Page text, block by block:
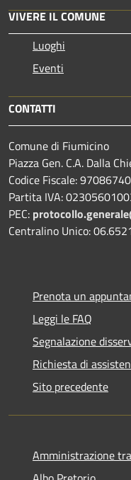
VIVERE IL COMUNE
Luoghi
Eventi
CONTATTI
Comune di Fiumicino
Piazza Gen. C.A. Dalla
Codice Fiscale:
Partita IVA:
PEC:
Centralino Unico:
Prenota un
Leggi le FAQ
Segnalazione
Richiesta di
Sito precedente
Amministrazione